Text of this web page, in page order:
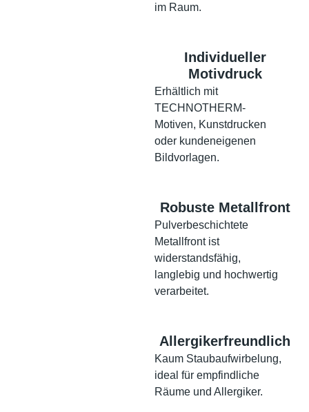
im Raum.
Individueller
Motivdruck
Erhältlich mit
TECHNOTHERM-
Motiven, Kunstdrucken
oder kundeneigenen
Bildvorlagen.
Robuste Metallfront
Pulverbeschichtete
Metallfront ist
widerstandsfähig,
langlebig und hochwertig
verarbeitet.
Allergikerfreundlich
Kaum Staubaufwirbelung,
ideal für empfindliche
Räume und Allergiker.